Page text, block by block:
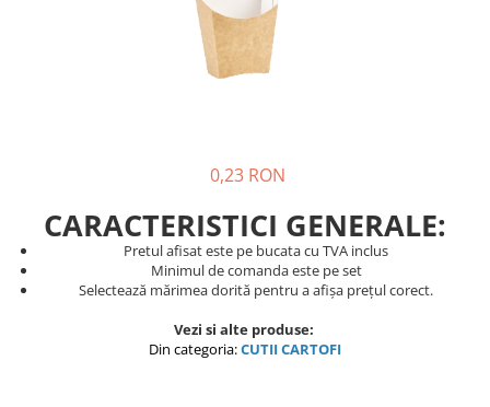
Pungi de hartie ciocolatii
Cutii mancare chinezeasca
Boluri unica folosinta din trestie
Suporti pahare din carton
Barcute din carton
Sosiere din plastic cu capac
0,23 RON
CARACTERISTICI GENERALE:
Pretul afisat este pe bucata cu TVA inclus
Minimul de comanda este pe set
Selectează mărimea dorită pentru a afișa prețul corect.
Vezi si alte produse:
Din categoria:CUTII CARTOFI